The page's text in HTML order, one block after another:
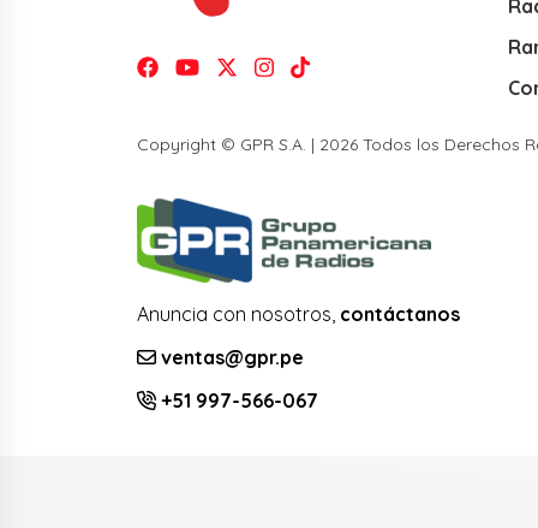
Copyright © GPR S.A. | 2026 Todos los Derechos
Anuncia con nosotros, contáctanos
ventas@gpr.pe
+51 997-566-067